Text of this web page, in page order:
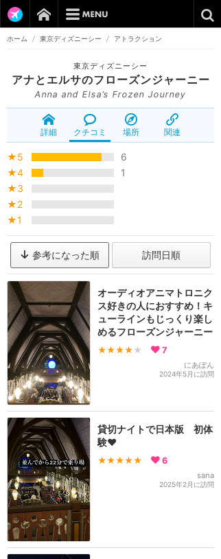
ホーム / 東京ディズニーシー / アトラクション
東京ディズニーシー
アナとエルサのフローズンジャーニー
Anna and Elsa’s Frozen Journey
詳細 クチコミ 場所 関連
★5
6
★4
1
★3
★2
★1
参考になった順 訪問日順
オーディオアニマトロニク
ス好きの人におすすめ！キ
ューラインもじっくり楽し
めるフローズンジャーニー
★★★★ ★ 7
にあぽん
2024年5月に訪問
貸切ナイトで日本版 初体
験❤️
★★★★★ 6
sana
2025年2月に訪問